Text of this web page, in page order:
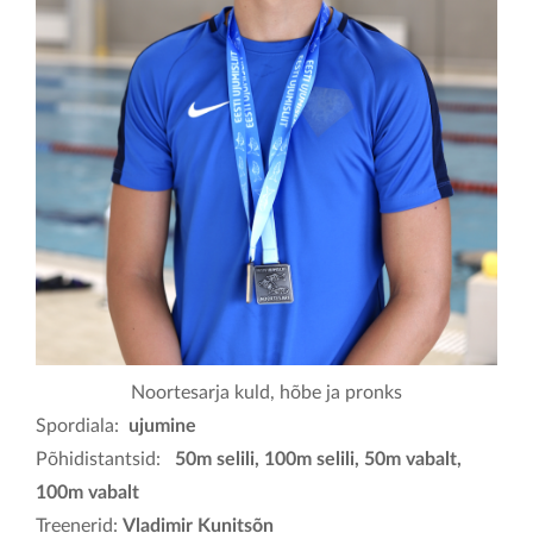
KONTAKT
Noortesarja kuld, hõbe ja pronks
Spordiala: ujumine
Põhidistantsid: 50m selili, 100m selili, 50m vabalt,
100m vabalt
Treenerid: Vladimir Kunitsõn